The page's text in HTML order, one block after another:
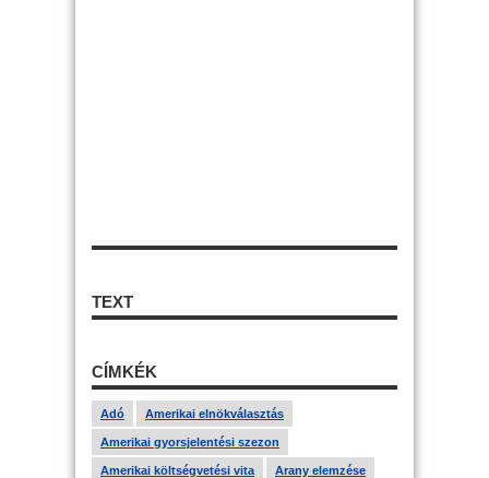
TEXT
CÍMKÉK
Adó Amerikai elnökválasztás
Amerikai gyorsjelentési szezon
Amerikai költségvetési vita Arany elemzése